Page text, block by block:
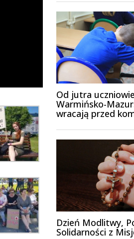
Od jutra
Warmińsko-
wracają przed
Dzień Modlitwy,
Solidarności z